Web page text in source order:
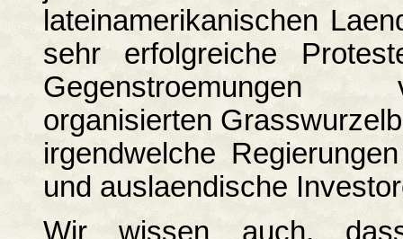
lateinamerikanischen
sehr erfolgreiche
Gegenstroemungen
organisierten
irgendwelche
und auslaendische
Wir wissen auch,